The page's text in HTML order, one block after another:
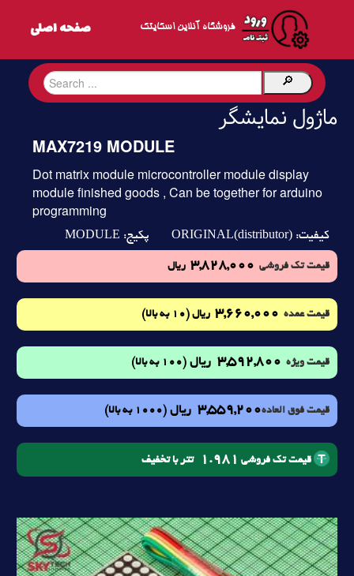
فروشگاه آنلاین اسکایتک
ماژول نمایشگر
MAX7219 MODULE
Dot matrix module microcontroller module display
module finished goods , Can be together for arduino
programming
کیفیت: ORIGINAL(distributor) پکیج: MODULE
قیمت تک فروشی 3,828,000 ریال
قیمت عمده 3,660,000 ریال (10 به بالا)
قیمت ویژه 3,592,800 ریال (100 به بالا)
قیمت فوق العاده3,559,200 ریال (1000 به بالا)
قیمت تک فروشی 1.981 تتر با تخفیف